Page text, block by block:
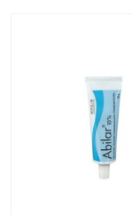
Hastane
Kişisel Bakım ve
Kişisel Bakım ve